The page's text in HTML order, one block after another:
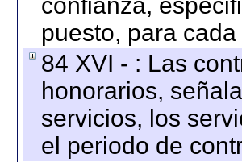
puesto, para
84 XVI - : Las
honorarios,
servicios, los
el periodo de